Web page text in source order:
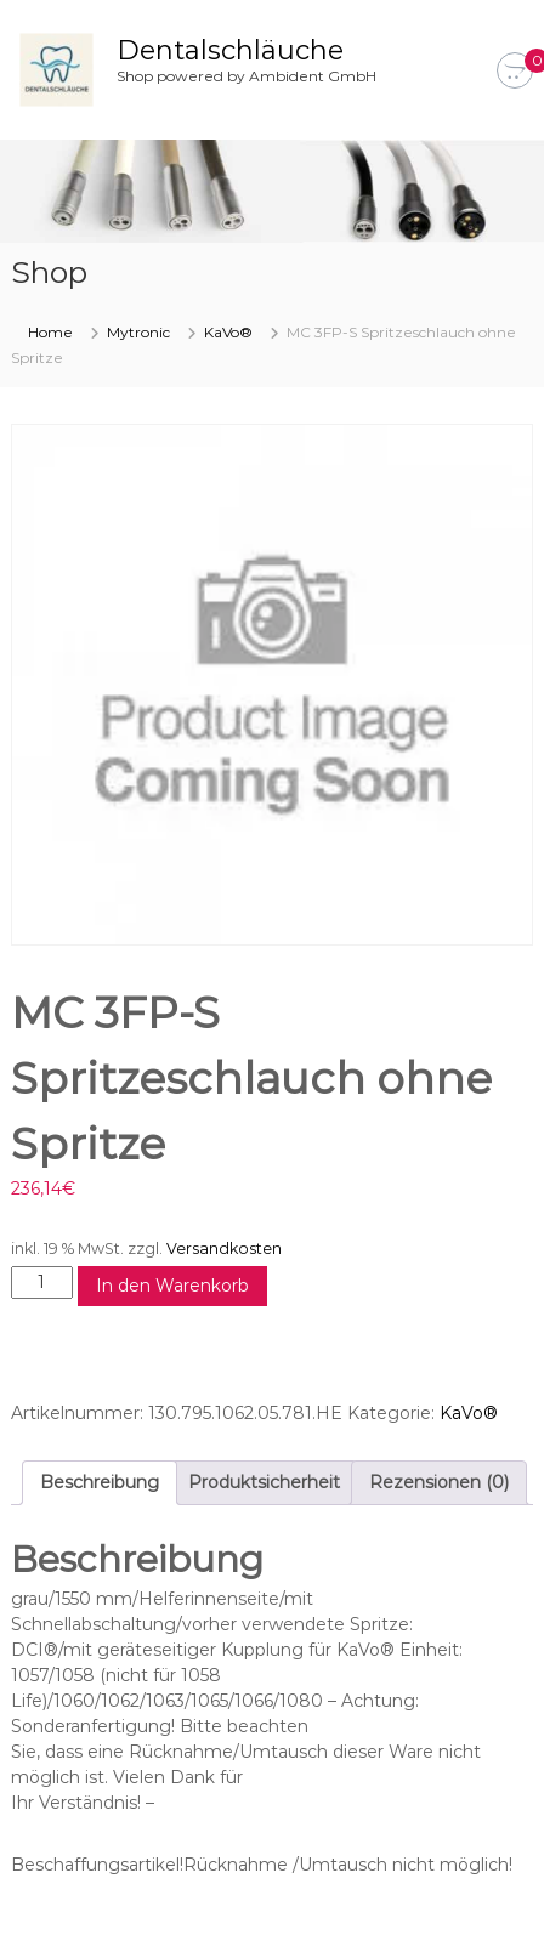
Dentalschläuche
Shop powered by Ambident GmbH
0
Shop
Home Mytronic KaVo®
MC 3FP-S Spritzeschlauch ohne
Spritze
MC 3FP-S
Spritzeschlauch ohne
Spritze
236,14€
inkl. 19 % MwSt. zzgl. Versandkosten
C
-
r
e
s
c
h
a
u
c
h
h
In den Warenkorb
Artikelnummer: 130.795.1062.05.781.HE Kategorie: KaVo®
Beschreibung Produktsicherheit Rezensionen (0)
Beschreibung
grau/1550 mm/Helferinnenseite/mit
Schnellabschaltung/vorher verwendete Spritze:
DCI®/mit geräteseitiger Kupplung für KaVo® Einheit:
1057/1058 (nicht für 1058
Life)/1060/1062/1063/1065/1066/1080 – Achtung:
Sonderanfertigung! Bitte beachten
Sie, dass eine Rücknahme/Umtausch dieser Ware nicht
möglich ist. Vielen Dank für
Ihr Verständnis! –
Beschaffungsartikel!Rücknahme /Umtausch nicht möglich!